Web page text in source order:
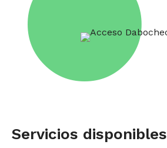
Servicios disponibles